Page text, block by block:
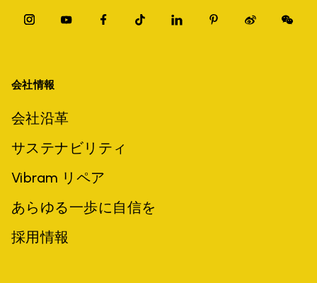
会社情報
会社沿革
サステナビリティ
Vibram リペア
あらゆる一歩に自信を
採用情報